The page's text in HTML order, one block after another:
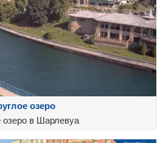
озеро
озеро в Шарлевуа